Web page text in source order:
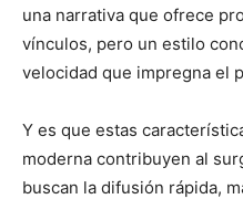
una narrativa que ofrece
vínculos, pero un estilo
velocidad que impregna el
Y es que estas
moderna contribuyen al
buscan la difusión rápida,